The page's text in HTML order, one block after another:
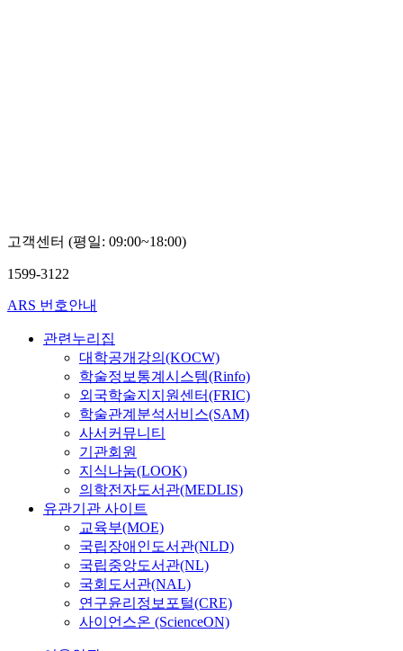
고객센터 (평일: 09:00~18:00)
1599-3122
ARS 번호안내
관련누리집
대학공개강의(KOCW)
학술정보통계시스템(Rinfo)
외국학술지지원센터(FRIC)
학술관계분석서비스(SAM)
사서커뮤니티
기관회원
지식나눔(LOOK)
의학전자도서관(MEDLIS)
유관기관 사이트
교육부(MOE)
국립장애인도서관(NLD)
국립중앙도서관(NL)
국회도서관(NAL)
연구윤리정보포털(CRE)
사이언스온 (ScienceON)